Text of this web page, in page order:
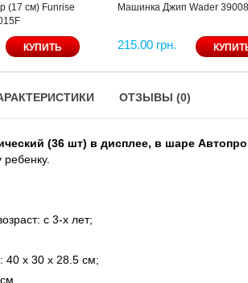
(17 см) Funrise
Машинка Джип Wader 39008
215.00 грн.
ОТЗЫВЫ (0)
(36 шт) в дисплее, в шаре
с 3-х лет;
40 х 30 х 28.5 см;